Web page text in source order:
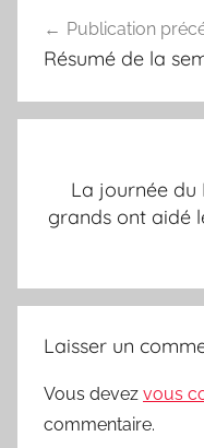
de
Publication
Résumé de la
La journée du
grands ont aidé
Laisser un
Vous devez vous
commentaire.